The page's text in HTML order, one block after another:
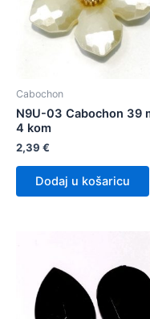
Cabochon
N9U-03 Cabochon 39
4 kom
2,39 €
Dodaj u košaricu